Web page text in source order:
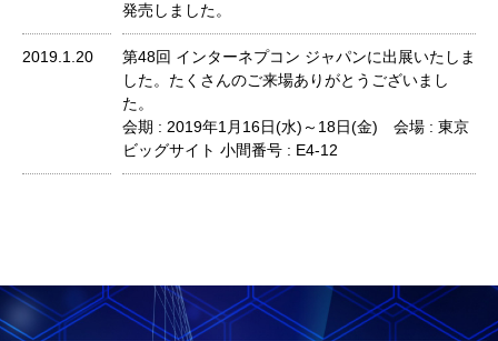
発売しました。
2019.1.20
第48回 インターネプコン ジャパンに出展いたしま
した。たくさんのご来場ありがとうございまし
た。
会期 : 2019年1月16日(水)～18日(金) 会場 : 東京
ビッグサイト 小間番号 : E4-12